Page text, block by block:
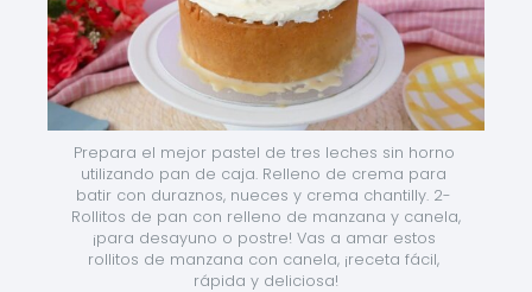
Prepara el mejor pastel de tres leches sin horno
utilizando pan de caja. Relleno de crema para
batir con duraznos, nueces y crema chantilly. 2-
Rollitos de pan con relleno de manzana y canela,
¡para desayuno o postre! Vas a amar estos
rollitos de manzana con canela, ¡receta fácil,
rápida y deliciosa!